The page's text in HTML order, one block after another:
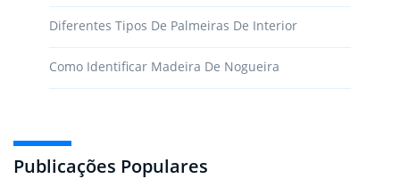
Diferentes Tipos De Palmeiras De Interior
Como Identificar Madeira De Nogueira
Publicações Populares